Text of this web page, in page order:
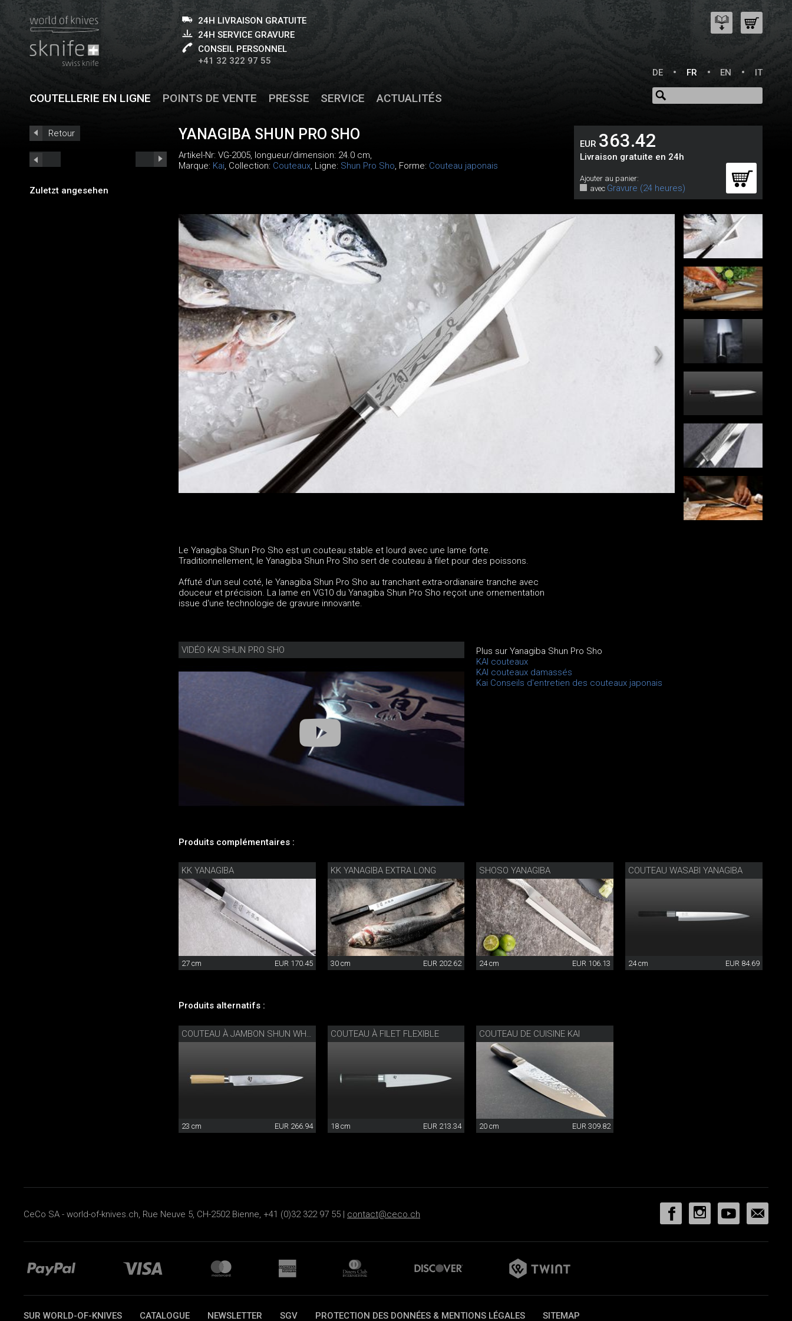
24H LIVRAISON GRATUITE
24H SERVICE GRAVURE
CONSEIL PERSONNEL
+41 32 322 97 55
DE
FR EN IT
COUTELLERIE EN LIGNE POINTS DE VENTE PRESSE SERVICE ACTUALITÉS
Retour
Zuletzt angesehen
YANAGIBA SHUN PRO SHO
Artikel-Nr: VG-2005, longueur/dimension: 24.0 cm,
Marque: Kai, Collection: Couteaux, Ligne: Shun Pro Sho, Forme: Couteau japonais
EUR 363.42
Livraison gratuite en 24h
Ajouter au panier:
avec Gravure (24 heures)
Le Yanagiba Shun Pro Sho est un couteau stable et lourd avec une lame forte.
Traditionnellement, le Yanagiba Shun Pro Sho sert de couteau à filet pour des poissons.
Affuté d'un seul coté, le Yanagiba Shun Pro Sho au tranchant extra-ordianaire tranche avec
douceur et précision. La lame en VG10 du Yanagiba Shun Pro Sho reçoit une ornementation
issue d'une technologie de gravure innovante.
VIDÉO KAI SHUN PRO SHO
Plus sur Yanagiba Shun Pro Sho
KAI couteaux
KAI couteaux damassés
Kai Conseils d'entretien des couteaux japonais
Produits complémentaires :
KK YANAGIBA
27 cm EUR 170.45
KK YANAGIBA EXTRA LONG
30 cm EUR 202.62
SHOSO YANAGIBA
24 cm EUR 106.13
COUTEAU WASABI YANAGIBA
24 cm EUR 84.69
Produits alternatifs :
23 cm EUR 266.94
COUTEAU À FILET FLEXIBLE
18 cm EUR 213.34
COUTEAU DE CUISINE KAI
20 cm EUR 309.82
CeCo SA - world-of-knives.ch, Rue Neuve 5, CH-2502 Bienne, +41 (0)32 322 97 55 | contact@ceco.ch
SUR WORLD-OF-KNIVES CATALOGUE NEWSLETTER SGV PROTECTION DES DONNÉES & MENTIONS LÉGALES SITEMAP